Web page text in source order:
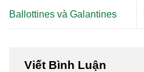
Ballottines và Galantines
Viết Bình Luận